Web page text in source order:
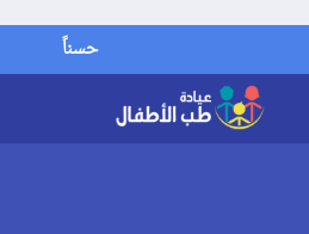
حسناً